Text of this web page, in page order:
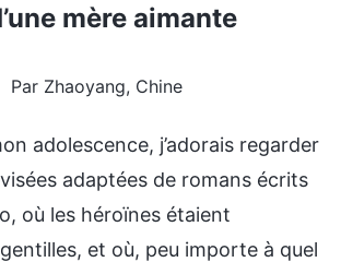
mère aimante
Par Zhaoyang, Chine
adolescence, j’adorais regarder
adaptées de romans écrits
où les héroïnes étaient
et où, peu importe à quel